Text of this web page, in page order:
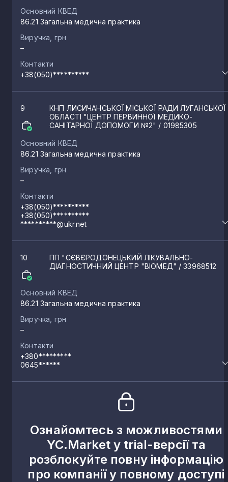
Основний КВЕД
86.21 Загальна медична практика
Виручка, грн
–
Контакти
+38(050)**********
9
КНП ЛИСИЧАНСЬКОЇ МІСЬКОЇ РАДИ ЛУГАНСЬКОЇ
ОБЛАСТІ "ЦЕНТР ПЕРВИННОЇ МЕДИКО-
САНІТАРНОЇ ДОПОМОГИ №2" / 01985305
Основний КВЕД
86.21 Загальна медична практика
Виручка, грн
–
Контакти
+38(050)**********
+38(050)**********
**********@ukr.net
10
ПП "СЄВЄРОДОНЕЦЬКИЙ ЛІКУВАЛЬНО-
ДІАГНОСТИЧНИЙ ЦЕНТР "ВІОМЕД" / 33968512
Основний КВЕД
86.21 Загальна медична практика
Виручка, грн
–
Контакти
+380*********
0645******
Ознайомтесь з можливостями
YC.Market у trial-версії та
розблокуйте повну інформацію
про компанії у повному доступі